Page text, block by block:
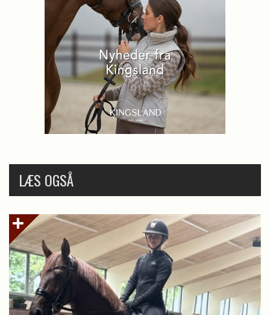
LÆS OGSÅ